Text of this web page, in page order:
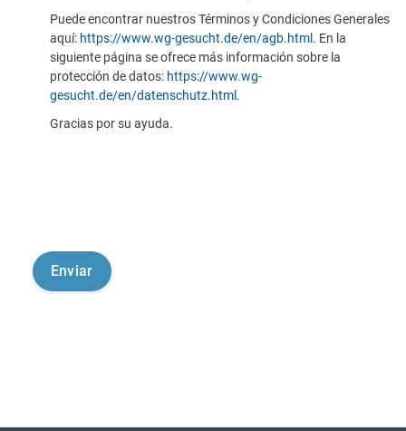
Puede encontrar nuestros Términos y Condiciones Generales
aquí: https://www.wg-gesucht.de/en/agb.html . En la
siguiente página se ofrece más información sobre la
protección de datos: https://www.wg-
gesucht.de/en/datenschutz.html .
Gracias por su ayuda.